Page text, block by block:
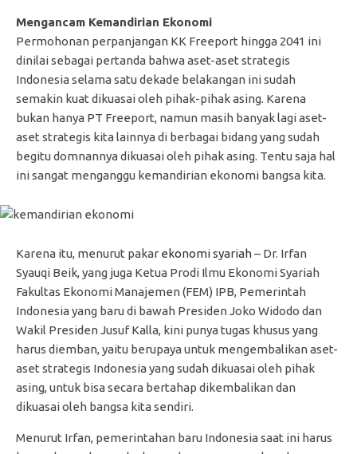
Mengancam Kemandirian Ekonomi
Permohonan perpanjangan KK Freeport hingga 2041 ini
dinilai sebagai pertanda bahwa aset-aset strategis
Indonesia selama satu dekade belakangan ini sudah
semakin kuat dikuasai oleh pihak-pihak asing. Karena
bukan hanya PT Freeport, namun masih banyak lagi aset-
aset strategis kita lainnya di berbagai bidang yang sudah
begitu domnannya dikuasai oleh pihak asing. Tentu saja hal
ini sangat menganggu kemandirian ekonomi bangsa kita.
Karena itu, menurut pakar ekonomi syariah– Dr. Irfan
Syauqi Beik, yang juga Ketua Prodi Ilmu Ekonomi Syariah
Fakultas Ekonomi Manajemen (FEM) IPB, Pemerintah
Indonesia yang baru di bawah Presiden Joko Widodo dan
Wakil Presiden Jusuf Kalla, kini punya tugas khusus yang
harus diemban, yaitu berupaya untuk mengembalikan aset-
aset strategis Indonesia yang sudah dikuasai oleh pihak
asing, untuk bisa secara bertahap dikembalikan dan
dikuasai oleh bangsa kita sendiri.
Menurut Irfan, pemerintahan baru Indonesia saat ini harus